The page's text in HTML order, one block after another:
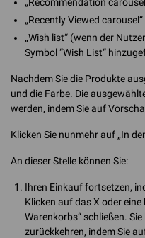
„Recently Viewed carousel“
„Wish list“ (wenn der
Symbol “Wish List“
Nachdem Sie die Produkte
und die Farbe. Die
werden, indem Sie auf
Klicken Sie nunmehr auf „In
An dieser Stelle können Sie:
Ihren Einkauf fortsetzen,
Klicken auf das X oder
Warenkorbs“ schließen.
zurückkehren, indem Sie